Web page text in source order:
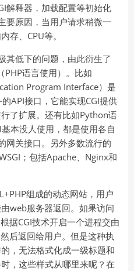
解释器，加载配置等初始化
要原因，当用户请求稍微一
存、CPU等。
其低下的问题，由此衍生了
PHP语言使用）。比如
Program Interface）是
API接口，它能实现CGI提供
了扩展。还有比如Python语
本没人使用，都是使用各自
网关接口。另外多数流行的
；包括Apache、Nginx和
组成的动态网站，用户
web服务器返回。如果访问
据CGI技术开启一个进程交由
后返回给用户。但是这种执
，无法格式化成一级标题和
，这些样式从哪里来呢？在